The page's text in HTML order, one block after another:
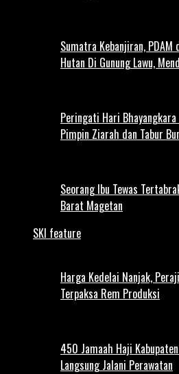
Sumatra Kebanjiran,
Hutan Di Gunung Lawu,
Peringati Hari
Pimpin Ziarah dan Tabur
Seorang Ibu Tewas
Barat Magetan
SKI feature
Harga Kedelai Nanjak,
Terpaksa Rem Produksi
450 Jamaah Haji
Langsung Jalani Perawatan